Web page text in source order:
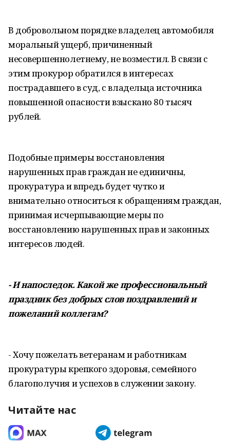
В добровольном порядке владелец автомобиля
моральный ущерб, причиненный
несовершеннолетнему, не возместил. В связи с
этим прокурор обратился в интересах
пострадавшего в суд, с владельца источника
повышенной опасности взыскано 80 тысяч
рублей.
Подобные примеры восстановления
нарушенных прав граждан не единичны,
прокуратура и впредь будет чутко и
внимательно относиться к обращениям граждан,
принимая исчерпывающие меры по
восстановлению нарушенных прав и законных
интересов людей.
- И напоследок. Какой же профессиональный
праздник без добрых слов поздравлений и
пожеланий коллегам?
- Хочу пожелать ветеранам и работникам
прокуратуры крепкого здоровья, семейного
благополучия и успехов в служении закону.
Читайте нас